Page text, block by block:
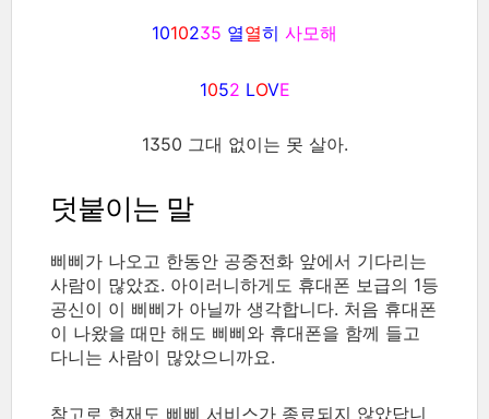
1010235 열열히 사모해
1052 LOVE
1350 그대 없이는 못 살아.
덧붙이는 말
삐삐가 나오고 한동안 공중전화 앞에서 기다리는
사람이 많았죠. 아이러니하게도 휴대폰 보급의 1등
공신이 이 삐삐가 아닐까 생각합니다. 처음 휴대폰
이 나왔을 때만 해도 삐삐와 휴대폰을 함께 들고
다니는 사람이 많았으니까요.
참고로 현재도 삐삐 서비스가 종료되지 않았답니